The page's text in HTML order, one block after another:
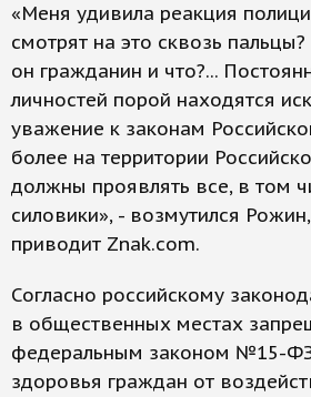
«Меня удивила реакция
смотрят на это сквозь
он гражданин и что?...
личностей порой находятся
уважение к законам
более на территории
должны проявлять все, в том
силовики», - возмутился
приводит Znak.com.
Согласно российскому
в общественных местах
федеральным законом №15-
здоровья граждан от